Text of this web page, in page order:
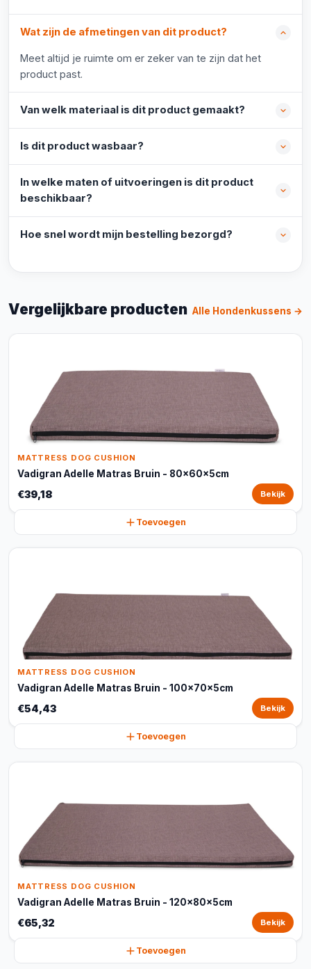
Wat zijn de afmetingen van dit product?
Meet altijd je ruimte om er zeker van te zijn dat het
product past.
Van welk materiaal is dit product gemaakt?
Is dit product wasbaar?
In welke maten of uitvoeringen is dit product
beschikbaar?
Hoe snel wordt mijn bestelling bezorgd?
Vergelijkbare producten Alle Hondenkussens →
MATTRESS DOG CUSHION
Vadigran Adelle Matras Bruin - 80x60x5cm
€39,18 Bekijk
Toevoegen
MATTRESS DOG CUSHION
Vadigran Adelle Matras Bruin - 100x70x5cm
€54,43 Bekijk
Toevoegen
MATTRESS DOG CUSHION
Vadigran Adelle Matras Bruin - 120x80x5cm
€65,32 Bekijk
Toevoegen